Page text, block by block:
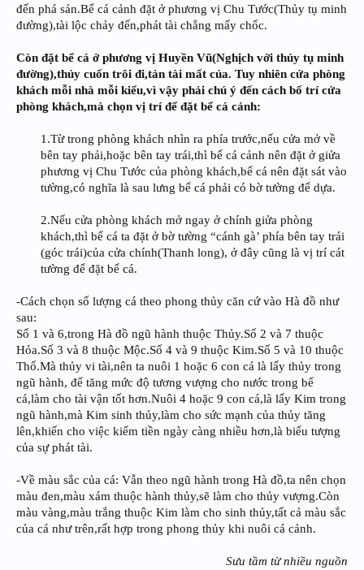
đến phá sản.Bể cá cảnh đặt ở phương vị Chu Tước(Thủy tụ minh
đường),tài lộc chảy đến,phát tài chẳng mấy chốc.
Còn đặt bể cá ở phương vị Huyền Vũ(Nghịch với thủy tụ minh
đường),thủy cuốn trôi đi,tản tài mất của. Tuy nhiên cửa phòng
khách mỗi nhà mỗi kiểu,vì vậy phải chú ý đến cách bố trí cửa
phòng khách,mà chọn vị trí để đặt bể cá cảnh:
1.Từ trong phòng khách nhìn ra phía trước,nếu cửa mở về
bên tay phải,hoặc bên tay trái,thì bể cá cảnh nên đặt ở giửa
phương vị Chu Tước của phòng khách,bể cá nên đặt sát vào
tường,có nghĩa là sau lưng bể cá phải có bờ tường để dựa.
2.Nếu cửa phòng khách mở ngay ở chính giửa phòng
khách,thì bể cá ta đặt ở bờ tường “cánh gà’ phía bên tay trái
(góc trái)của cửa chính(Thanh long), ở đây cũng là vị trí cát
tường để đặt bể cá.​
-Cách chọn số lượng cá theo phong thủy căn cứ vào Hà đồ như
sau:
Số 1 và 6,trong Hà đồ ngũ hành thuộc Thủy.Số 2 và 7 thuộc
Hỏa.Số 3 và 8 thuộc Mộc.Số 4 và 9 thuộc Kim.Số 5 và 10 thuộc
Thổ.Mà thủy vi tài,nên ta nuôi 1 hoặc 6 con cá là lấy thủy trong
ngũ hành, để tăng mức độ tương vượng cho nước trong bể
cá,làm cho tài vận tốt hơn.Nuôi 4 hoặc 9 con cá,là lấy Kim trong
ngũ hành,mà Kim sinh thủy,làm cho sức mạnh của thủy tăng
lên,khiến cho việc kiếm tiền ngày càng nhiều hơn,là biểu tượng
của sự phát tài.
-Về màu sắc của cá: Vẫn theo ngũ hành trong Hà đồ,ta nên chọn
màu đen,màu xám thuộc hành thủy,sẽ làm cho thủy vượng.Còn
màu vàng,màu trắng thuộc Kim làm cho sinh thủy,tất cả màu sắc
của cá như trên,rất hợp trong phong thủy khi nuôi cá cảnh.
Sưu tầm từ nhiều nguồn